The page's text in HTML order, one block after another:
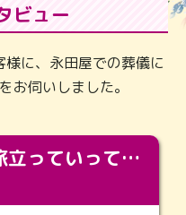
ビュー
に、永田屋での葬儀に
お伺いしました。
「カッコよくなって旅立っていってくれました（笑）もっとカッコいいって言ってあげればよかったな」